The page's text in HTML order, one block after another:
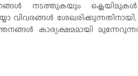
നടത്തുകയും
വിവരങ്ങള്‍
കാര്യക്ഷമമായി